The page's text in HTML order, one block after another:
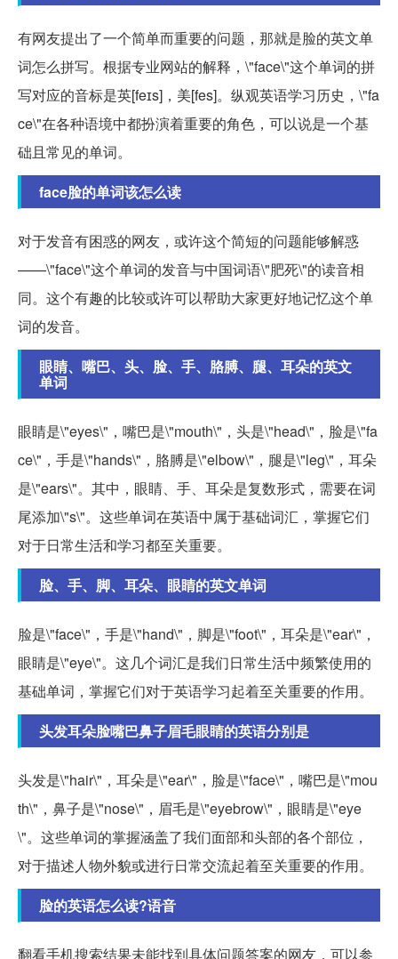
有网友提出了一个简单而重要的问题，那就是脸的英文单
词怎么拼写。根据专业网站的解释，\"face\"这个单词的拼
写对应的音标是英[feɪs]，美[fes]。纵观英语学习历史，\"fa
ce\"在各种语境中都扮演着重要的角色，可以说是一个基
础且常见的单词。
face脸的单词该怎么读
对于发音有困惑的网友，或许这个简短的问题能够解惑
——\"face\"这个单词的发音与中国词语\"肥死\"的读音相
同。这个有趣的比较或许可以帮助大家更好地记忆这个单
词的发音。
眼睛、嘴巴、头、脸、手、胳膊、腿、耳朵的英文
单词
眼睛是\"eyes\"，嘴巴是\"mouth\"，头是\"head\"，脸是\"fa
ce\"，手是\"hands\"，胳膊是\"elbow\"，腿是\"leg\"，耳朵
是\"ears\"。其中，眼睛、手、耳朵是复数形式，需要在词
尾添加\"s\"。这些单词在英语中属于基础词汇，掌握它们
对于日常生活和学习都至关重要。
脸、手、脚、耳朵、眼睛的英文单词
脸是\"face\"，手是\"hand\"，脚是\"foot\"，耳朵是\"ear\"，
眼睛是\"eye\"。这几个词汇是我们日常生活中频繁使用的
基础单词，掌握它们对于英语学习起着至关重要的作用。
头发耳朵脸嘴巴鼻子眉毛眼睛的英语分别是
头发是\"hair\"，耳朵是\"ear\"，脸是\"face\"，嘴巴是\"mou
th\"，鼻子是\"nose\"，眉毛是\"eyebrow\"，眼睛是\"eye
\"。这些单词的掌握涵盖了我们面部和头部的各个部位，
对于描述人物外貌或进行日常交流起着至关重要的作用。
脸的英语怎么读?语音
翻看手机搜索结果未能找到具体问题答案的网友，可以参